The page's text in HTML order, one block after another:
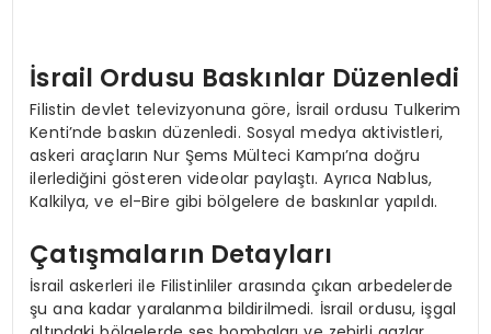
İsrail Ordusu Baskınlar Düzenledi
Filistin devlet televizyonuna göre, İsrail ordusu Tulkerim
Kenti’nde baskın düzenledi. Sosyal medya aktivistleri,
askeri araçların Nur Şems Mülteci Kampı’na doğru
ilerlediğini gösteren videolar paylaştı. Ayrıca Nablus,
Kalkilya, ve el-Bire gibi bölgelere de baskınlar yapıldı.
Çatışmaların Detayları
İsrail askerleri ile Filistinliler arasında çıkan arbedelerde
şu ana kadar yaralanma bildirilmedi. İsrail ordusu, işgal